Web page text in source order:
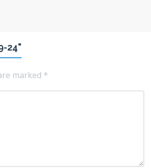
24"
marked *